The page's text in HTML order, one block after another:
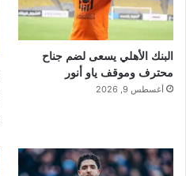
البنك الأهلي يسعى لضم جناح
محترف وموقف ياو أنور
أغسطس 9, 2026